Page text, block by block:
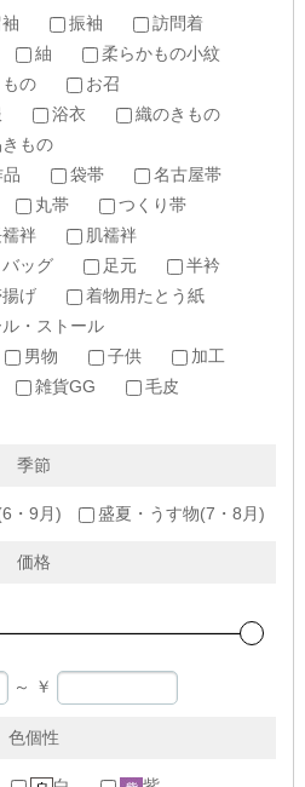
振袖
訪問着
紬
柔らかもの小紋
の
お召
浴衣
織のきもの
もの
袋帯
名古屋帯
丸帯
つくり帯
袢
肌襦袢
バッグ 足元
半衿
げ
着物用たとう紙
・ストール
男物 子供
加工
雑貨GG
毛皮
季節
・9月) 盛夏・うす物(7・8月)
価格
～ ￥
色個性